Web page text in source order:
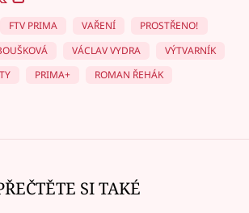
FTV PRIMA VAŘENÍ
PROSTŘENO!
VÁCLAV VYDRA
VÝTVARNÍK
PRIMA+
ROMAN ŘEHÁK
SI TAKÉ